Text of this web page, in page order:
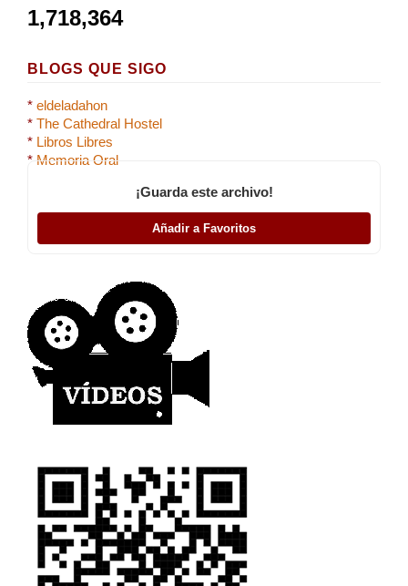
1,718,364
BLOGS QUE SIGO
* eldeladahon
* The Cathedral Hostel
* Libros Libres
* Memoria Oral
¡Guarda este archivo!
Añadir a Favoritos